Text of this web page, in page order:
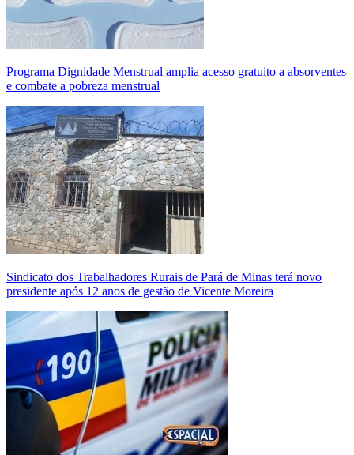
Programa Dignidade Menstrual amplia acesso gratuito a absorventes
e combate a pobreza menstrual
Sindicato dos Trabalhadores Rurais de Pará de Minas terá novo
presidente após 12 anos de gestão de Vicente Moreira